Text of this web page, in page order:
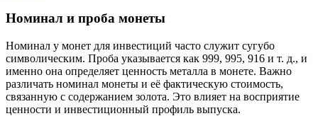
Номинал и проба монеты
Номинал у монет для инвестиций часто служит сугубо
символическим. Проба указывается как 999, 995, 916 и т. д., и
именно она определяет ценность металла в монете. Важно
различать номинал монеты и её фактическую стоимость,
связанную с содержанием золота. Это влияет на восприятие
ценности и инвестиционный профиль выпуска.